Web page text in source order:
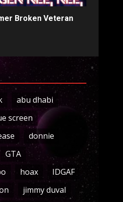
Broken Veteran
abu dhabi
screen
donnie
GTA
hoax
IDGAF
jimmy duval